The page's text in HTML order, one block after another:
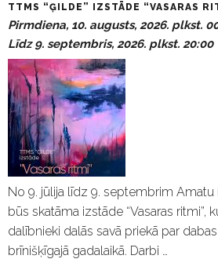
TTMS “ĢILDE” IZSTĀDE “VASARAS
Pirmdiena, 10. augusts, 2026. plkst.
Līdz 9. septembris, 2026. plkst. 20:00
No 9. jūlija līdz 9. septembrim Amatu
būs skatāma izstāde “Vasaras ritmi”,
dalībnieki dalās savā priekā par
brīnišķīgajā gadalaikā. Darbi …